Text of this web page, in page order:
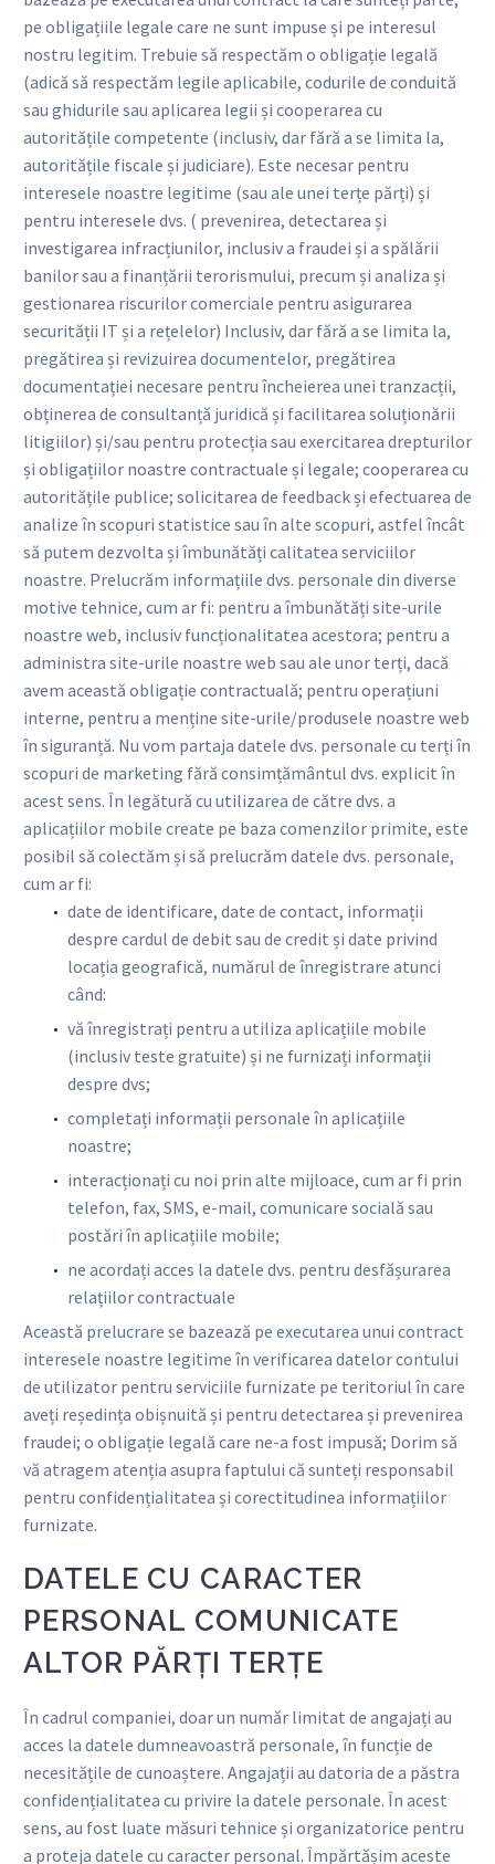
pe obligațiile legale care ne sunt impuse și pe interesul
nostru legitim. Trebuie să respectăm o obligație legală
(adică să respectăm legile aplicabile, codurile de conduită
sau ghidurile sau aplicarea legii și cooperarea cu
autoritățile competente (inclusiv, dar fără a se limita la,
autoritățile fiscale și judiciare). Este necesar pentru
interesele noastre legitime (sau ale unei terțe părți) și
pentru interesele dvs. ( prevenirea, detectarea și
investigarea infracțiunilor, inclusiv a fraudei și a spălării
banilor sau a finanțării terorismului, precum și analiza și
gestionarea riscurilor comerciale pentru asigurarea
securității IT și a rețelelor) Inclusiv, dar fără a se limita la,
pregătirea și revizuirea documentelor, pregătirea
documentației necesare pentru încheierea unei tranzacții,
obținerea de consultanță juridică și facilitarea soluționării
litigiilor) și/sau pentru protecția sau exercitarea drepturilor
și obligațiilor noastre contractuale și legale; cooperarea cu
autoritățile publice; solicitarea de feedback și efectuarea de
analize în scopuri statistice sau în alte scopuri, astfel încât
să putem dezvolta și îmbunătăți calitatea serviciilor
noastre. Prelucrăm informațiile dvs. personale din diverse
motive tehnice, cum ar fi: pentru a îmbunătăți site-urile
noastre web, inclusiv funcționalitatea acestora; pentru a
administra site-urile noastre web sau ale unor terți, dacă
avem această obligație contractuală; pentru operațiuni
interne, pentru a menține site-urile/produsele noastre web
în siguranță. Nu vom partaja datele dvs. personale cu terți în
scopuri de marketing fără consimțământul dvs. explicit în
acest sens. În legătură cu utilizarea de către dvs. a
aplicațiilor mobile create pe baza comenzilor primite, este
posibil să colectăm și să prelucrăm datele dvs. personale,
cum ar fi:
date de identificare, date de contact, informații
despre cardul de debit sau de credit și date privind
locația geografică, numărul de înregistrare atunci
când:
vă înregistrați pentru a utiliza aplicațiile mobile
(inclusiv teste gratuite) și ne furnizați informații
despre dvs;
completați informații personale în aplicațiile
noastre;
interacționați cu noi prin alte mijloace, cum ar fi prin
telefon, fax, SMS, e-mail, comunicare socială sau
postări în aplicațiile mobile;
ne acordați acces la datele dvs. pentru desfășurarea
relațiilor contractuale
Această prelucrare se bazează pe executarea unui contract
interesele noastre legitime în verificarea datelor contului
de utilizator pentru serviciile furnizate pe teritoriul în care
aveți reședința obișnuită și pentru detectarea și prevenirea
fraudei; o obligație legală care ne-a fost impusă; Dorim să
vă atragem atenția asupra faptului că sunteți responsabil
pentru confidențialitatea și corectitudinea informațiilor
furnizate.
DATELE CU CARACTER
PERSONAL COMUNICATE
ALTOR PĂRȚI TERȚE
În cadrul companiei, doar un număr limitat de angajați au
acces la datele dumneavoastră personale, în funcție de
necesitățile de cunoaștere. Angajații au datoria de a păstra
confidențialitatea cu privire la datele personale. În acest
sens, au fost luate măsuri tehnice și organizatorice pentru
a proteja datele cu caracter personal. Împărtășim aceste